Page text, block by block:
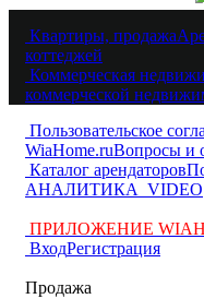
Квартиры, продажа
коттеджей
Коммерческая
коммерческой
Пользовательское
WiaHome.ruВопросы и
Каталог арендаторов
АНАЛИТИКА VIDEO
ПРИЛОЖЕНИЕ
ВходРегистрация
Продажа